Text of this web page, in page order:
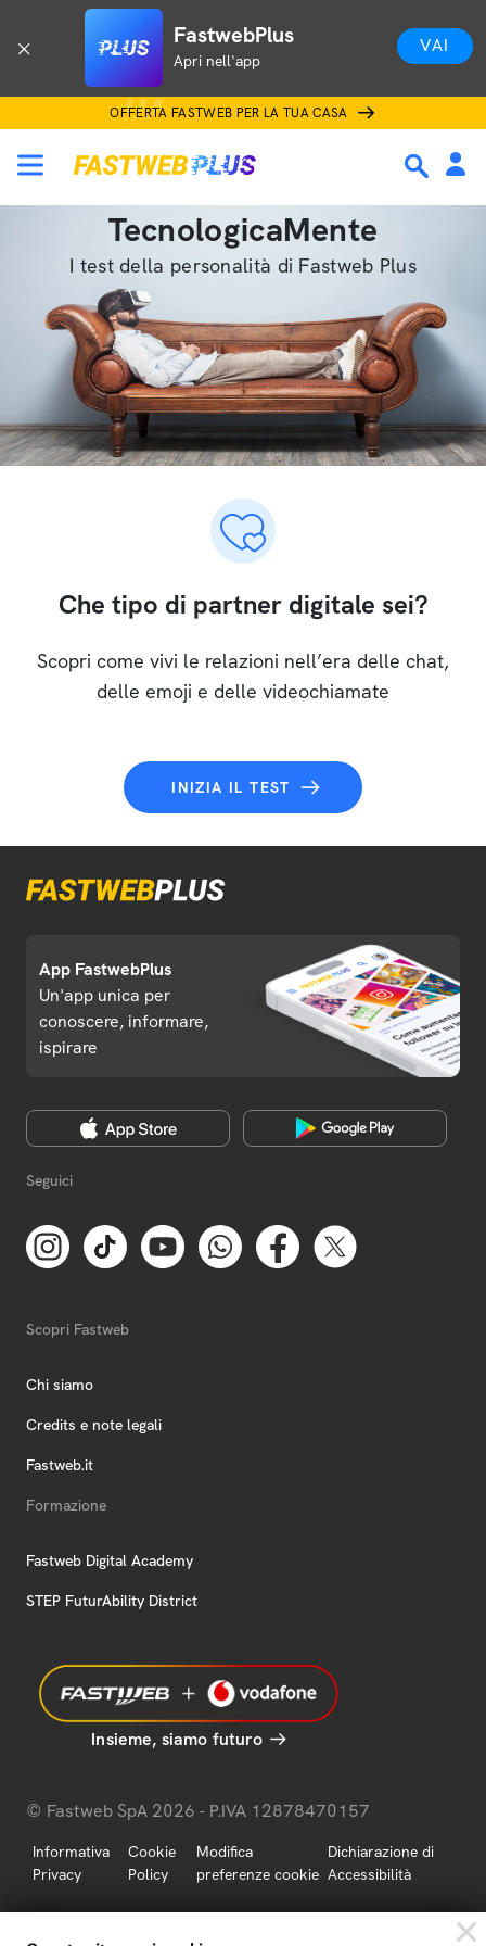
FastwebPlus
Apri nell'app
VAI
OFFERTA FASTWEB PER LA TUA CASA
TecnologicaMente
I test della personalità di Fastweb Plus
Che tipo di partner digitale sei?
Scopri come vivi le relazioni nell’era delle chat,
delle emoji e delle videochiamate
INIZIA IL TEST
App FastwebPlus
Un'app unica per
conoscere, informare,
ispirare
Seguici
Scopri Fastweb
Chi siamo
Credits e note legali
Fastweb.it
Formazione
Fastweb Digital Academy
STEP FuturAbility District
Insieme, siamo futuro
© Fastweb SpA 2026 - P.IVA 12878470157
Informativa
Privacy
Cookie
Policy
Modifica
preferenze cookie
Dichiarazione di
Accessibilità